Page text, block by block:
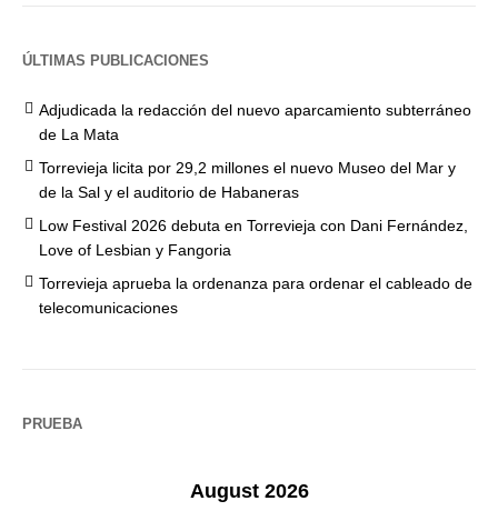
ÚLTIMAS PUBLICACIONES
Adjudicada la redacción del nuevo aparcamiento subterráneo
de La Mata
Torrevieja licita por 29,2 millones el nuevo Museo del Mar y
de la Sal y el auditorio de Habaneras
Low Festival 2026 debuta en Torrevieja con Dani Fernández,
Love of Lesbian y Fangoria
Torrevieja aprueba la ordenanza para ordenar el cableado de
telecomunicaciones
PRUEBA
August 2026